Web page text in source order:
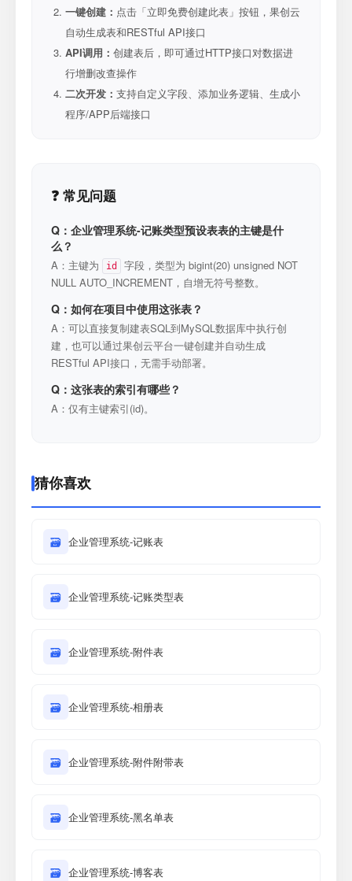
一键创建： 点击「立即免费创建此表」按钮，果创云
自动生成表和RESTful API接口
API调用： 创建表后，即可通过HTTP接口对数据进
行增删改查操作
二次开发： 支持自定义字段、添加业务逻辑、生成小
程序/APP后端接口
❓ 常见问题
Q：企业管理系统-记账类型预设表表的主键是什
么？
A：主键为 id
字段，类型为 bigint(20) unsigned NOT
NULL AUTO_INCREMENT，自增无符号整数。
Q：如何在项目中使用这张表？
A：可以直接复制建表SQL到MySQL数据库中执行创
建，也可以通过果创云平台一键创建并自动生成
RESTful API接口，无需手动部署。
Q：这张表的索引有哪些？
A：仅有主键索引(id)。
猜你喜欢
🗃 企业管理系统-记账表
🗃 企业管理系统-记账类型表
🗃 企业管理系统-附件表
🗃 企业管理系统-相册表
🗃 企业管理系统-附件附带表
🗃 企业管理系统-黑名单表
🗃 企业管理系统-博客表